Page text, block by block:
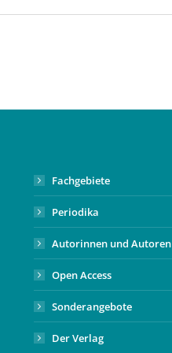
Fachgebiete
Periodika
Autorinnen und Autoren
Open Access
Sonderangebote
Der Verlag